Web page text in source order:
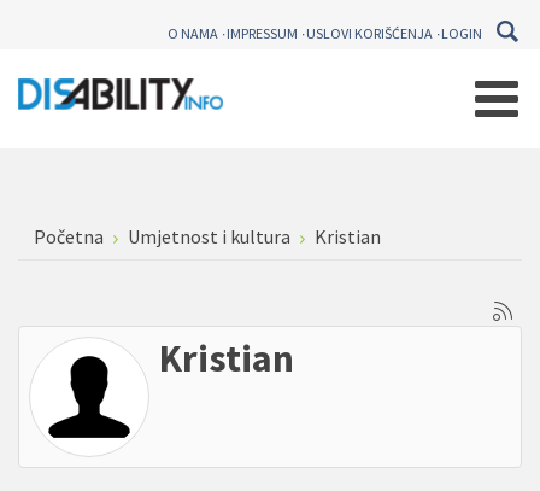
O NAMA IMPRESSUM USLOVI KORIŠĆENJA LOGIN
Početna Umjetnost i kultura Kristian
Kristian